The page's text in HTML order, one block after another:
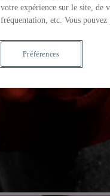
votre expérience sur le site, de
fréquentation, etc. Vous pouvez
Préférences